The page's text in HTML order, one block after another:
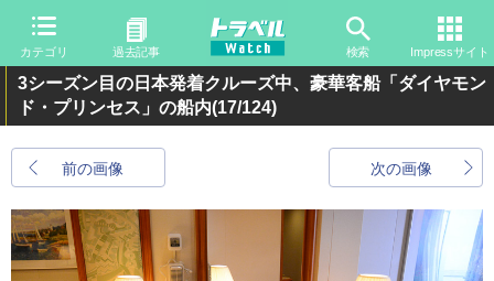
カテゴリ 過去記事 検索 Impressサイト
3シーズン目の日本発着クルーズ中、豪華客船「ダイヤモン
ド・プリンセス」の船内(17/124)
前の画像 次の画像